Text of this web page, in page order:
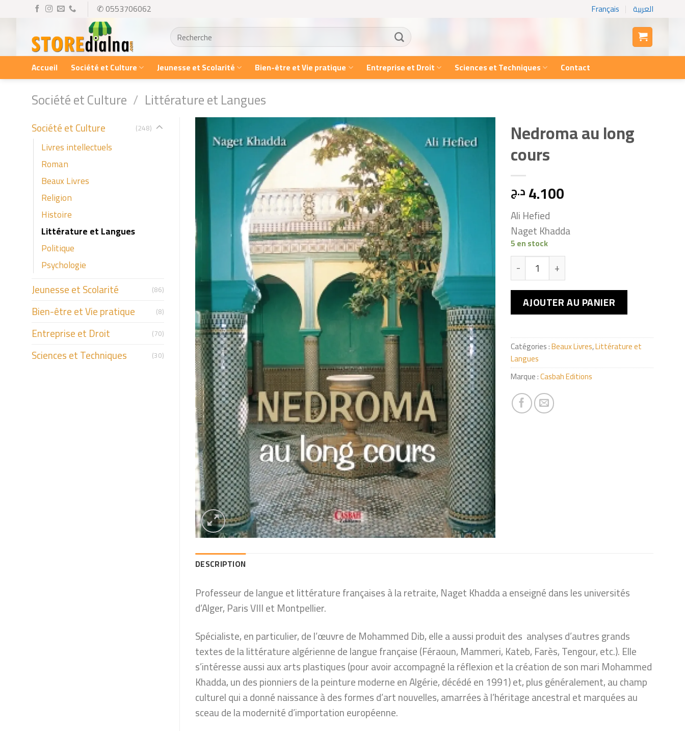
content
✆ 0553706062 Français العربية
Recherche
pour :
Accueil Société et Culture Jeunesse et Scolarité Bien-être et Vie pratique Entreprise et Droit Sciences et Techniques Contact
Société et Culture / Littérature et Langues
Société et Culture (248)
Livres intellectuels
Roman
Beaux Livres
Religion
Histoire
Littérature et Langues
Politique
Psychologie
Jeunesse et Scolarité (86)
Bien-être et Vie pratique (8)
Entreprise et Droit (70)
Sciences et Techniques (30)
Nedroma au long
cours
4.100 د.ج
Ali Hefied
Naget Khadda
5 en stock
quantité de Nedroma au long cours
AJOUTER AU PANIER
Catégories :Beaux Livres,Littérature et
Langues
Marque :Casbah Editions
DESCRIPTION
Professeur de langue et littérature françaises à la retraite, Naget Khadda a enseigné dans les universités
d’Alger, Paris VIII et Montpellier.
Spécialiste, en particulier, de l’œuvre de Mohammed Dib, elle a aussi produit des analyses d’autres grands
textes de la littérature algérienne de langue française (Féraoun, Mammeri, Kateb, Farès, Tengour, etc.). Elle
s’intéresse aussi aux arts plastiques (pour avoir accompagné la réflexion et la création de son mari Mohammed
Khadda, un des pionniers de la peinture moderne en Algérie, décédé en 1991) et, plus généralement, au champ
culturel qui a donné naissance à des formes d’art nouvelles, amarrées à l’héritage ancestral et marquées au
sceau de la modernité d’importation européenne.